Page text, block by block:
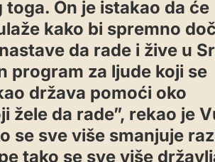
On je istakao da će
kako bi spremno
da rade i žive u
program za ljude koji se
država pomoći oko
žele da rade”, rekao je
se sve više smanjuje
tako se sve više